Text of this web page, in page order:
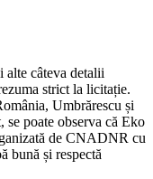
alte câteva detalii
strict la licitație.
Umbrărescu și
se poate observa că Eko
de CNADNR cu
bună și respectă